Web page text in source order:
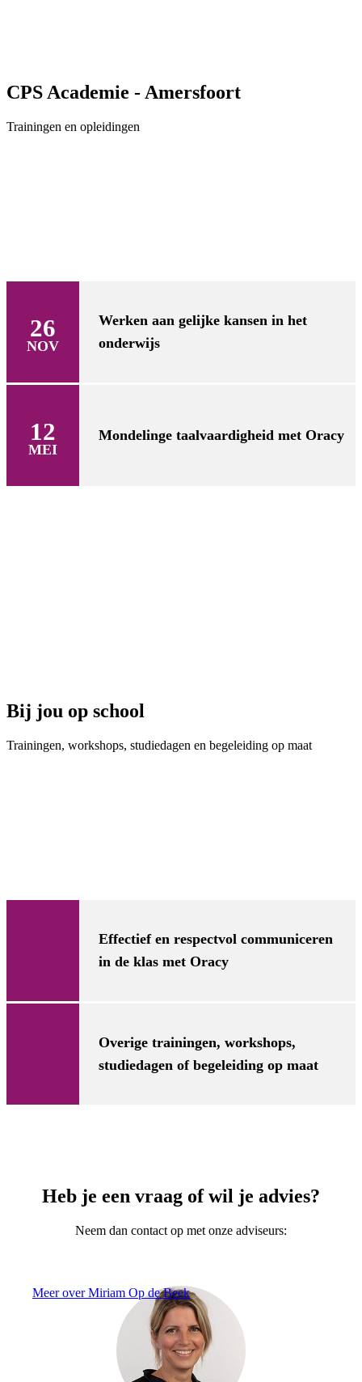
CPS Academie - Amersfoort
Trainingen en opleidingen
26
NOV
Werken aan gelijke kansen in het
onderwijs
12
MEI
Mondelinge taalvaardigheid met Oracy
Bij jou op school
Trainingen, workshops, studiedagen en begeleiding op maat
Effectief en respectvol communiceren
in de klas met Oracy
Overige trainingen, workshops,
studiedagen of begeleiding op maat
Heb je een vraag of wil je advies?
Neem dan contact op met onze adviseurs:
Meer over Miriam Op de Beek